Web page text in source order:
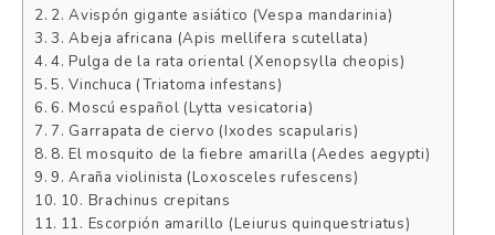
2. Avispón gigante asiático (Vespa mandarinia)
3. Abeja africana (Apis mellifera scutellata)
4. Pulga de la rata oriental (Xenopsylla cheopis)
5. Vinchuca (Triatoma infestans)
6. Moscú español (Lytta vesicatoria)
7. Garrapata de ciervo (Ixodes scapularis)
8. El mosquito de la fiebre amarilla (Aedes aegypti)
9. Araña violinista (Loxosceles rufescens)
10. Brachinus crepitans
11. Escorpión amarillo (Leiurus quinquestriatus)